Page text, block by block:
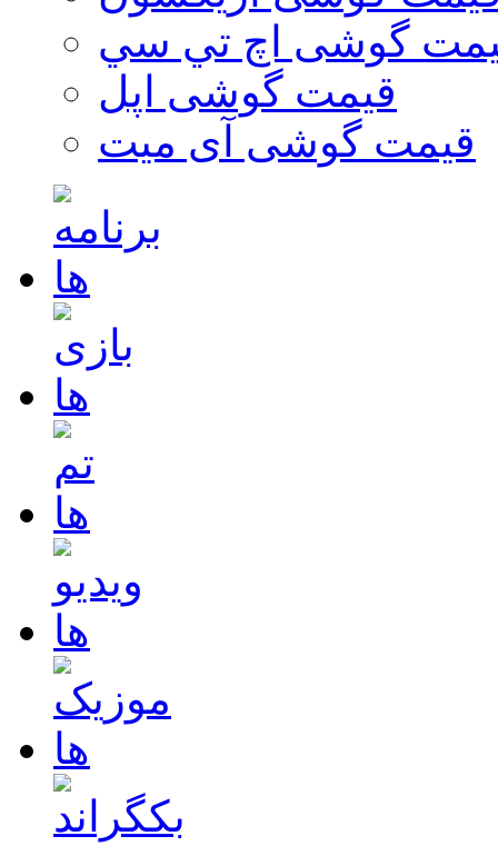
گوشی اچ تي سي
قیمت گوشی اپل
قیمت گوشی آی میت